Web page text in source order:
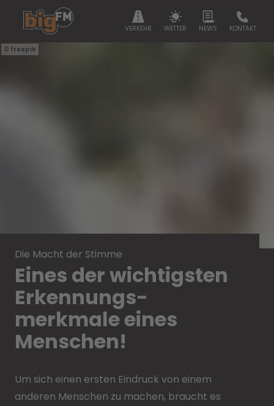
VERKEHR WETTER NEWS KONTAKT
freepik
Die Macht der Stimme
Eines der wichtigsten
Erkennungs-
merkmale eines
Menschen!
Um sich einen ersten Eindruck von einem
anderen Menschen zu machen, braucht es